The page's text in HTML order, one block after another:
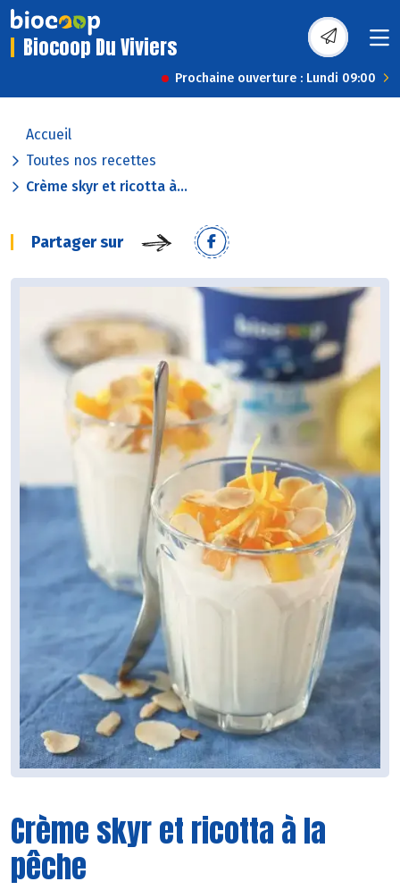
Biocoop Du Viviers
Prochaine ouverture : Lundi 09:00
Accueil
Toutes nos recettes
Crème skyr et ricotta à...
Partager sur
Crème skyr et ricotta à la
pêche